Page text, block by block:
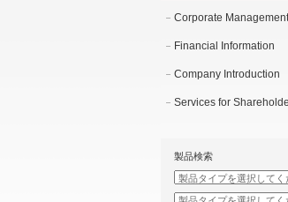
Corporate Management
Financial Information
Company Introduction
Services for
製品検索